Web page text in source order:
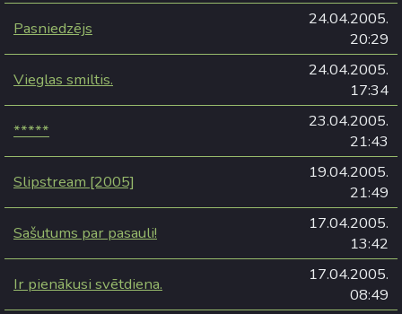
Pasniedzējs
24.04.2005.
20:29
Vieglas smiltis.
24.04.2005.
17:34
*****
23.04.2005.
21:43
Slipstream [2005]
19.04.2005.
21:49
Sašutums par pasauli!
17.04.2005.
13:42
Ir pienākusi svētdiena.
17.04.2005.
08:49